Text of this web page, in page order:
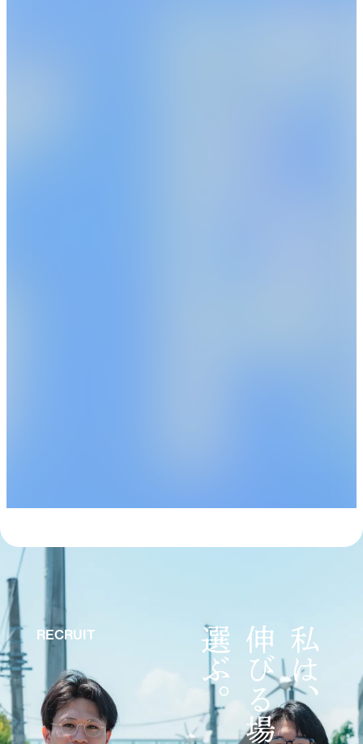
RECRUIT 私は、
選ぶ。